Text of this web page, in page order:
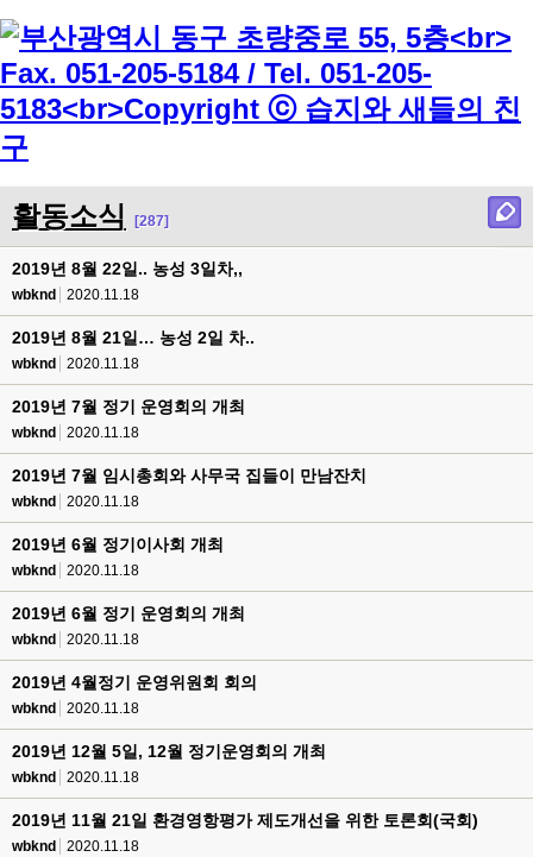
Menu
활동소식 [287]
2019년 8월 22일.. 농성 3일차,,
wbknd 2020.11.18
2019년 8월 21일… 농성 2일 차..
wbknd 2020.11.18
2019년 7월 정기 운영회의 개최
wbknd 2020.11.18
2019년 7월 임시총회와 사무국 집들이 만남잔치
wbknd 2020.11.18
2019년 6월 정기이사회 개최
wbknd 2020.11.18
2019년 6월 정기 운영회의 개최
wbknd 2020.11.18
2019년 4월정기 운영위원회 회의
wbknd 2020.11.18
2019년 12월 5일, 12월 정기운영회의 개최
wbknd 2020.11.18
2019년 11월 21일 환경영항평가 제도개선을 위한 토론회(국회)
wbknd 2020.11.18